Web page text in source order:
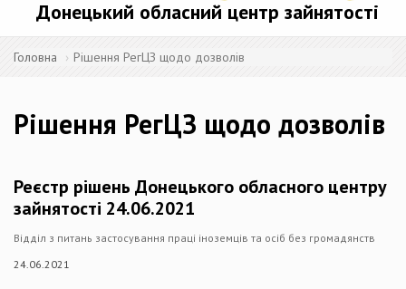
Донецький обласний центр зайнятості
Головна Рішення РегЦЗ щодо дозволів
Рішення РегЦЗ щодо дозволів
Реєстр рішень Донецького обласного центру
зайнятості 24.06.2021
Відділ з питань застосування праці іноземців та осіб без громадянств
24.06.2021